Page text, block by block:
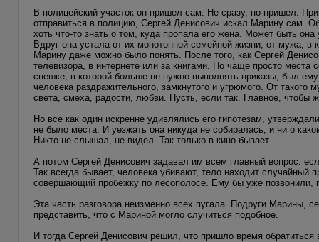
В полицейский участок он пришел сам. Не сразу, но пришел.
отправиться в полицию, Сергей Денисович искал Марину сам.
хоть что-то знать о том, куда пропала его жена. Может быть
Вдруг она устала от их монотонной семейной жизни, от мужа,
Марину даже можно было понять. После того, как Сергей
телевизора, в интернете или за книгами. Но чаще просто
спешке, в которой больше не нужно выполнять приказы, был
человека раздражительного, замкнутого и угрюмого. От
света, смеха, радости, любви. Пусть, если так. Главное, чтобы
Но все как один искренне удивлялись его гипотезам,
не было места. И уезжать она никуда не собиралась, и ни о
Никто не слышал, не видел. Так только в кино бывает.
А потом Сергей Денисович задавал им всем главный вопрос:
Так всегда бывает, человека убивают, тело находит
совершающий пробежку по лесополосе. Ему бы уже позвонили,
Эта часть разговора неизменно всех пугала. Подруги Марины,
представить, что с Мариной могло случиться подобное.
И тогда Сергей Денисович решил, что пришло время обратиться